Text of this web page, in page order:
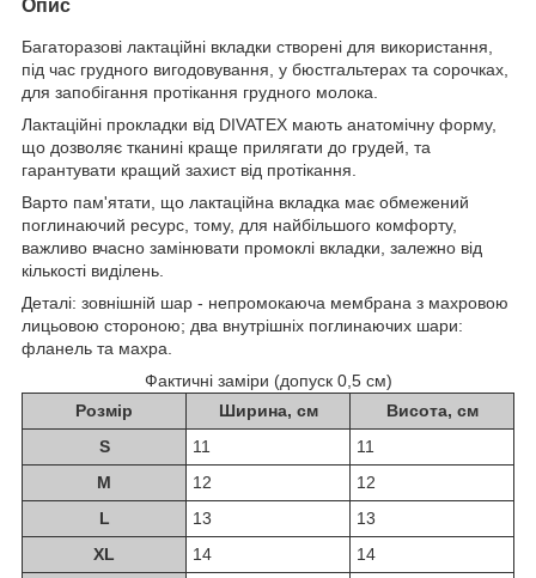
Опис
Багаторазові лактаційні вкладки створені для використання,
під час грудного вигодовування, у бюстгальтерах та сорочках,
для запобігання протікання грудного молока.
Лактаційні прокладки від DIVATEX мають анатомічну форму,
що дозволяє тканині краще прилягати до грудей, та
гарантувати кращий захист від протікання.
Варто пам'ятати, що лактаційна вкладка має обмежений
поглинаючий ресурс, тому, для найбільшого комфорту,
важливо вчасно замінювати промоклі вкладки, залежно від
кількості виділень.
Деталі: зовнішній шар - непромокаюча мембрана з махровою
лицьовою стороною; два внутрішніх поглинаючих шари:
фланель та махра.
Фактичні заміри (допуск 0,5 см)
Розмір
Ширина, см
Висота, см
S
11
11
M
12
12
L
13
13
XL
14
14